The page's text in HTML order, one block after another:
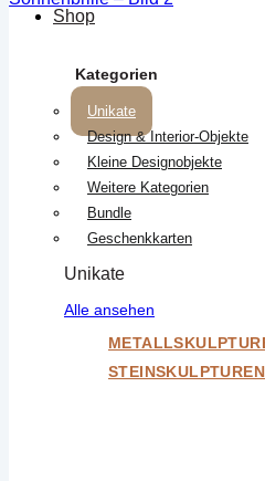
Shop
Kategorien
Unikate
Design & Interior-Objekte
Kleine Designobjekte
Weitere Kategorien
Bundle
Geschenkkarten
Unikate
Alle ansehen
STEINSKULPTUREN